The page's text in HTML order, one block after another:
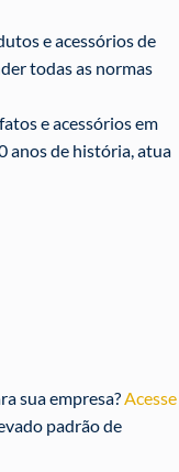
e acessórios de
todas as normas
e acessórios em
anos de história, atua
sua empresa?Acesse
padrão de